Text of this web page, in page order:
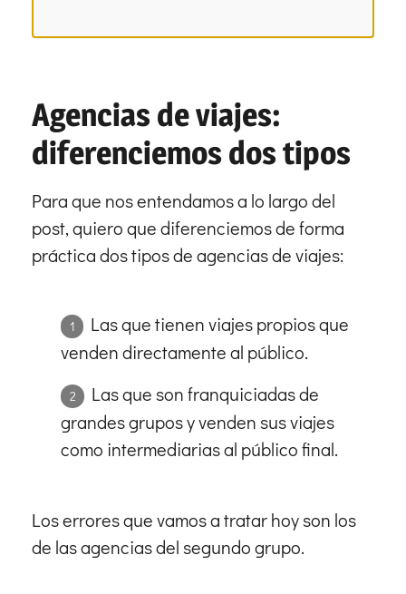
Agencias de viajes:
diferenciemos dos tipos
Para que nos entendamos a lo largo del
post, quiero que diferenciemos de forma
práctica dos tipos de agencias de viajes:
Las que tienen viajes propios que
venden directamente al público.
Las que son franquiciadas de
grandes grupos y venden sus viajes
como intermediarias al público final.
Los errores que vamos a tratar hoy son los
de las agencias del segundo grupo.